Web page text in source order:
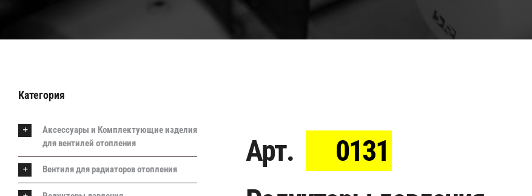
Арт.
0131
Категория
Аксессуары и Комплектующие изделия
для вентилей отопления
Вентиля для радиаторов отопления